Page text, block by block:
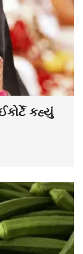
કહ્યું